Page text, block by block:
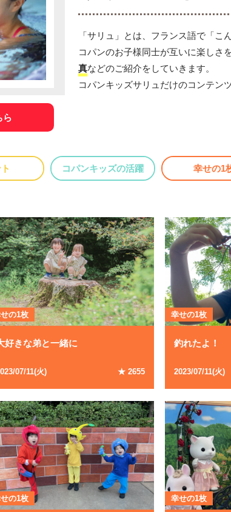
「サリュ」とは、フランス語で「こ
コパンのお子様同士が互いに楽しさ
真などのご紹介をしていきます。
コパンキッズサリュだけのコンテン
ら
コパンキッズの活躍 幸せの1
の1枚
好きな弟と一緒に
/07/11(火) ★ 2655
幸せの1枚
釣れたよ！
2023/07/11(火)
の1枚 幸せの1枚